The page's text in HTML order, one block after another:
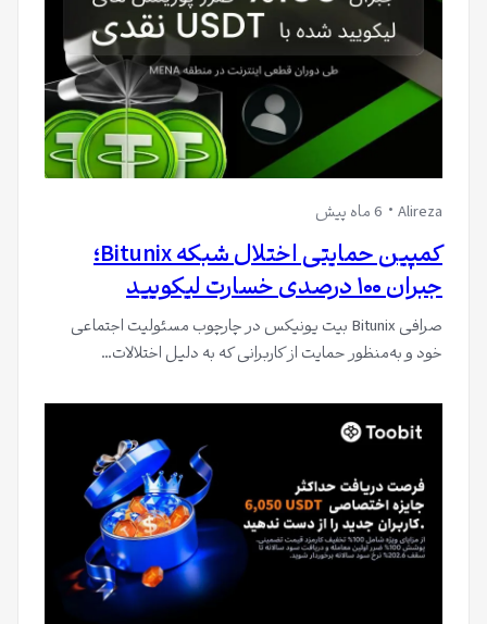
Alireza 6 ماه پیش
کمپین حمایتی اختلال شبکه Bitunix؛
جبران ۱۰۰ درصدی خسارت لیکویید
صرافی Bitunix بیت یونیکس در چارچوب مسئولیت اجتماعی
خود و به‌منظور حمایت از کاربرانی که به دلیل اختلالات…